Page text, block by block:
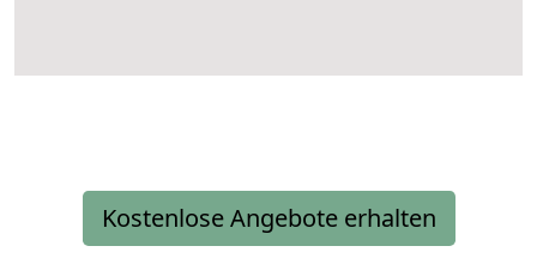
Kostenlose Angebote erhalten